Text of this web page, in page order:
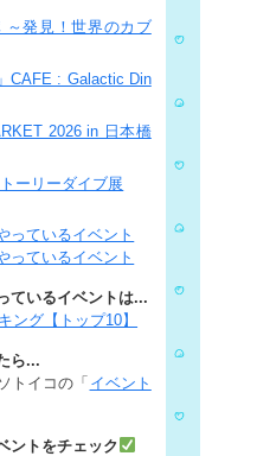
～発見！世界のカブ
CAFE : Galactic Din
2026 in 日本橋
ーリーダイブ展
っているイベント
っているイベント
ているイベントは...
ング【トップ10】
ら...
トイコの「 イベント
ントをチェック